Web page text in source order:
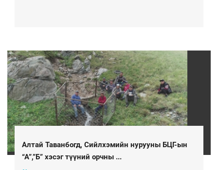
Алтай Таванбогд, Сийлхэмийн нурууны БЦГ-ын
“А”,”Б” хэсэг түүний орчны ...